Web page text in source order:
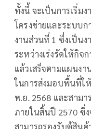
ทั้งนี้ จะเป็นการเริ่ม
โครงข่ายและระบบ
งานส่วนที่ 1 ซึ่งเป็นง
ระหว่างเร่งรัดให้กิจ
แล้วเสร็จตามแผนง
ในการส่งมอบพื้นที่ให้
พ.ย. 2568 และสามา
ภายในสิ้นปี 2570 ซึ่
สามารถรองรับตู้สิน